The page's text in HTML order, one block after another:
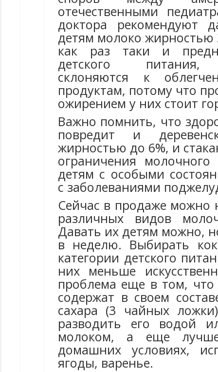
отечественными
доктора рекомендуют
детям молоко жирностью
как раз таки и
детского питания,
склоняются к
продуктам, потому что
ожирением у них стоит
Важно помнить, что
повредит и
жирностью до 6%, и
ограничения
детям с особыми
с заболеваниями
Сейчас в продаже можно
различных видов
Давать их детям можно,
в неделю. Выбирать
категории детского
них меньше
проблема еще в том,
содержат в своем
сахара (3 чайных
разводить его водой
молоком, а еще
домашних условиях,
ягоды, варенье.